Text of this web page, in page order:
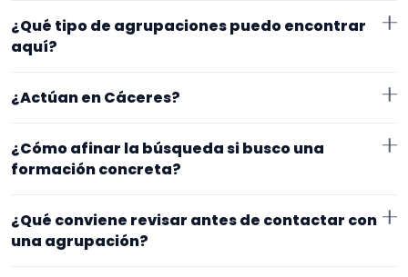
¿Qué tipo de agrupaciones puedo encontrar
aquí?
inauguraciones. Conviene comparar repertorio,
¿Actúan en Cáceres?
trabajan en Cáceres. Algunos son de la zona y otros
exacto, horarios y posibles gastos.
¿Cómo afinar la búsqueda si busco una
formación concreta?
Empieza por el tipo de evento y la zona. Si ya sabes el
formato que te encaja, usa el filtro de tipo de
agrupación para quedarte con opciones más
¿Qué conviene revisar antes de contactar con
una agrupación?